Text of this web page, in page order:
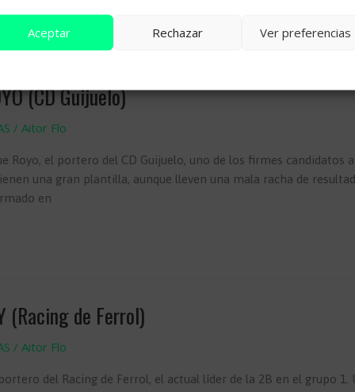
Aceptar Rechazar Ver preferencias
(CD Guijuelo)
/ Aitor Flo
Royo, el portero del CD Guijuelo, uno de los firmes candidatos
una gran plantilla, aunque lleven una mala racha de
en
(Racing de Ferrol)
/ Aitor Flo
del Racing de Ferrol, el actual líder de la 2B en el grupo 1.